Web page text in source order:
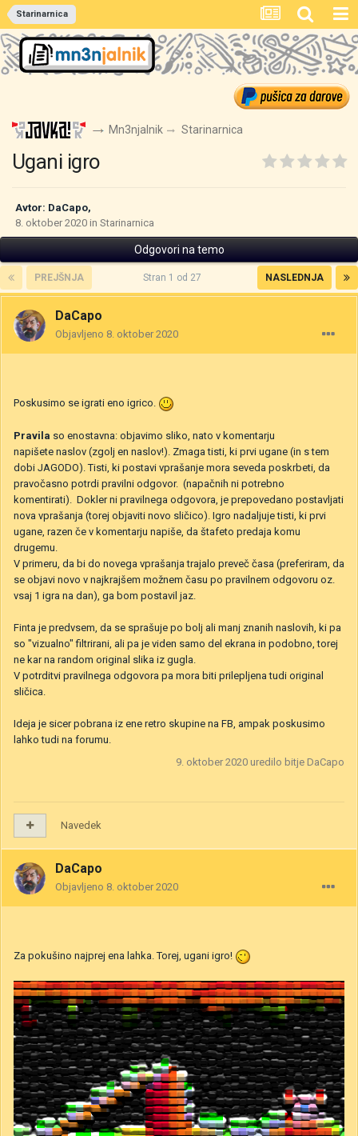
Starinarnica
Mn3njalnik Starinarnica
Ugani igro
Avtor: DaCapo,
8. oktober 2020 in Starinarnica
Odgovori na temo
PREJŠNJA NASLEDNJA
Stran 1 od 27
DaCapo
Objavljeno 8. oktober 2020
Poskusimo se igrati eno igrico.
Pravila so enostavna: objavimo sliko, nato v komentarju
napišete naslov (zgolj en naslov!). Zmaga tisti, ki prvi ugane (in s tem
dobi JAGODO). Tisti, ki postavi vprašanje mora seveda poskrbeti, da
pravočasno potrdi pravilni odgovor. (napačnih ni potrebno
komentirati). Dokler ni pravilnega odgovora, je prepovedano postavljati
nova vprašanja (torej objaviti novo sličico). Igro nadaljuje tisti, ki prvi
ugane, razen če v komentarju napiše, da štafeto predaja komu
drugemu.
V primeru, da bi do novega vprašanja trajalo preveč časa (preferiram, da
se objavi novo v najkrajšem možnem času po pravilnem odgovoru oz.
vsaj 1 igra na dan), ga bom postavil jaz.
Finta je predvsem, da se sprašuje po bolj ali manj znanih naslovih, ki pa
so "vizualno" filtrirani, ali pa je viden samo del ekrana in podobno, torej
ne kar na random original slika iz gugla.
V potrditvi pravilnega odgovora pa mora biti prilepljena tudi original
sličica.
Ideja je sicer pobrana iz ene retro skupine na FB, ampak poskusimo
lahko tudi na forumu.
9. oktober 2020 uredilo bitje DaCapo
Navedek
DaCapo
Objavljeno 8. oktober 2020
Za pokušino najprej ena lahka. Torej, ugani igro!